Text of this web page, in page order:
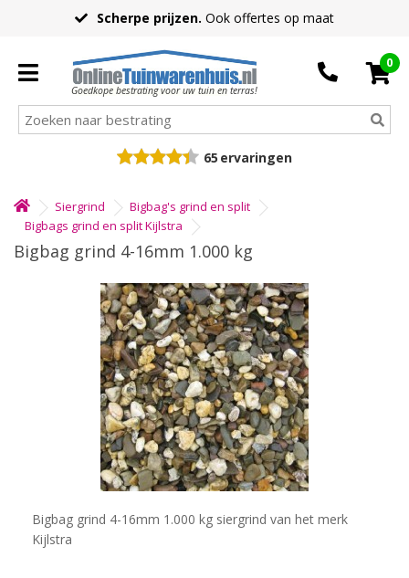
Scherpe prijzen. Ook offertes op maat
Goedkope bestrating voor uw tuin en terras!
0
65 ervaringen
Siergrind
Bigbag's grind en split
Bigbags grind en split Kijlstra
Bigbag grind 4-16mm 1.000 kg
Bigbag grind 4-16mm 1.000 kg siergrind van het merk
Kijlstra